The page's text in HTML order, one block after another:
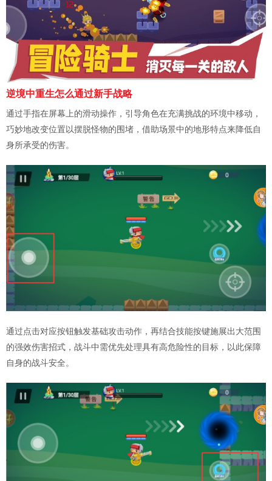
逆境中重生怎么通过新手战略
通过手指在屏幕上的滑动操作，引导角色在充满挑战的环境中移动，
巧妙地改变位置以摆脱怪物的围堵，借助场景中的地形特点来降低自
身所承受的伤害。
通过点击对应按钮触发基础攻击动作，再结合技能按键施展出大范围
的强效伤害招式，战斗中需优先处理具有高危险性的目标，以此保障
自身的战斗安全。